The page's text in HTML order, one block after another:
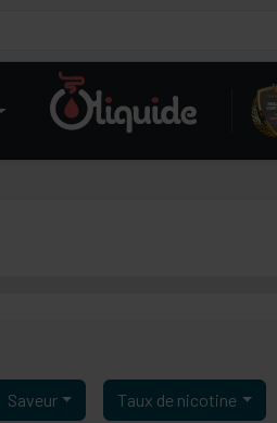
Saveur Taux de nicotine